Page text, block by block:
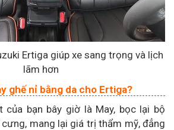
Ertiga giúp xe sang trọng và lịch
lãm hơn
ghế nỉ bằng da cho Ertiga?
của bạn bây giờ là May, bọc lại bộ
mang lại giá trị thẩm mỹ, đẳng